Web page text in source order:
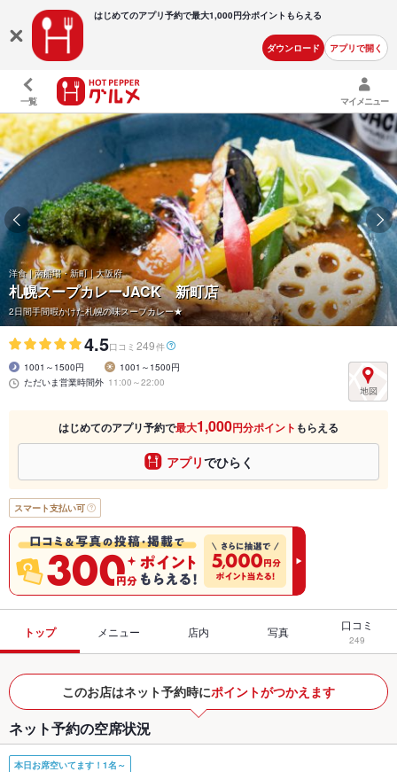
はじめてのアプリ予約で最大1,000円分ポイントもらえる
ダウンロード アプリで開く
一覧 マイメニュー
洋食 | 南船場・新町 | 大阪府
札幌スープカレーJACK 新町店
2日間手間暇かけた札幌の味スープカレー★
4.5口コミ 249件
1001～1500円
1001～1500円
ただいま営業時間外 11:00～22:00
はじめてのアプリ予約で最大1,000円分ポイント もらえる
アプリでひらく
スマート支払い可
トップ メニュー 店内 写真 口コミ
249
このお店はネット予約時にポイントがつかえます
ネット予約の空席状況
本日お席空いてます！1名～